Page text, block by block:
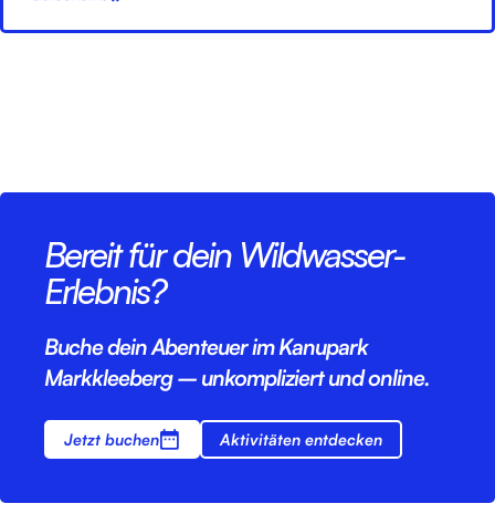
Bereit für dein Wildwasser-
Erlebnis?
Buche dein Abenteuer im Kanupark
Markkleeberg – unkompliziert und online.
Jetzt buchen Aktivitäten entdecken